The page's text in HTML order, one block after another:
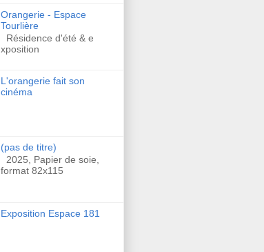
Orangerie - Espace
Tourlière
Résidence d'été & e
xposition
L'orangerie fait son
cinéma
(pas de titre)
2025, Papier de soie,
format 82x115
Exposition Espace 181